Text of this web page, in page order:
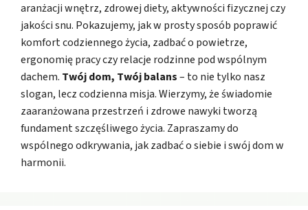
aranżacji wnętrz, zdrowej diety, aktywności fizycznej czy
jakości snu. Pokazujemy, jak w prosty sposób poprawić
komfort codziennego życia, zadbać o powietrze,
ergonomię pracy czy relacje rodzinne pod wspólnym
dachem. Twój dom, Twój balans– to nie tylko nasz
slogan, lecz codzienna misja. Wierzymy, że świadomie
zaaranżowana przestrzeń i zdrowe nawyki tworzą
fundament szczęśliwego życia. Zapraszamy do
wspólnego odkrywania, jak zadbać o siebie i swój dom w
harmonii.